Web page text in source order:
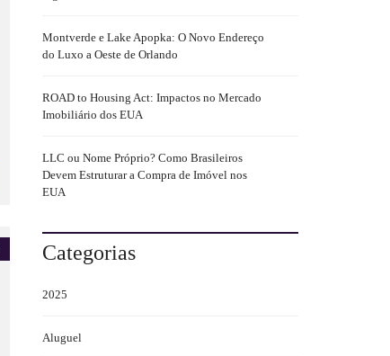
Montverde e Lake Apopka: O Novo Endereço
do Luxo a Oeste de Orlando
ROAD to Housing Act: Impactos no Mercado
Imobiliário dos EUA
LLC ou Nome Próprio? Como Brasileiros
Devem Estruturar a Compra de Imóvel nos
EUA
Categorias
2025
Aluguel